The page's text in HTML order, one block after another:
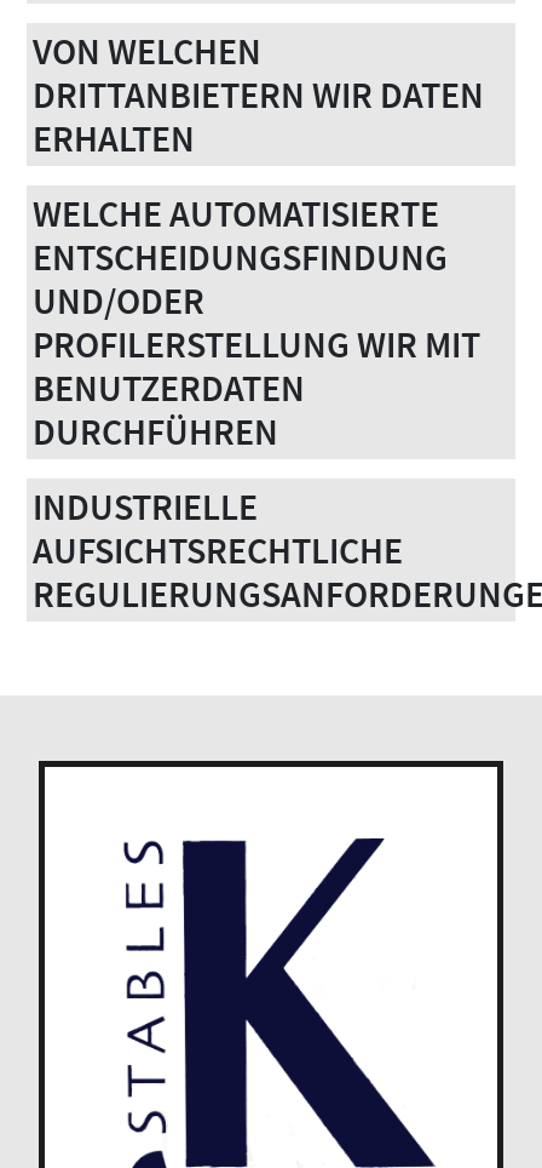
VON WELCHEN
DRITTANBIETERN WIR DATEN
ERHALTEN
WELCHE AUTOMATISIERTE
ENTSCHEIDUNGSFINDUNG
UND/ODER
PROFILERSTELLUNG WIR MIT
BENUTZERDATEN
DURCHFÜHREN
INDUSTRIELLE
AUFSICHTSRECHTLICHE